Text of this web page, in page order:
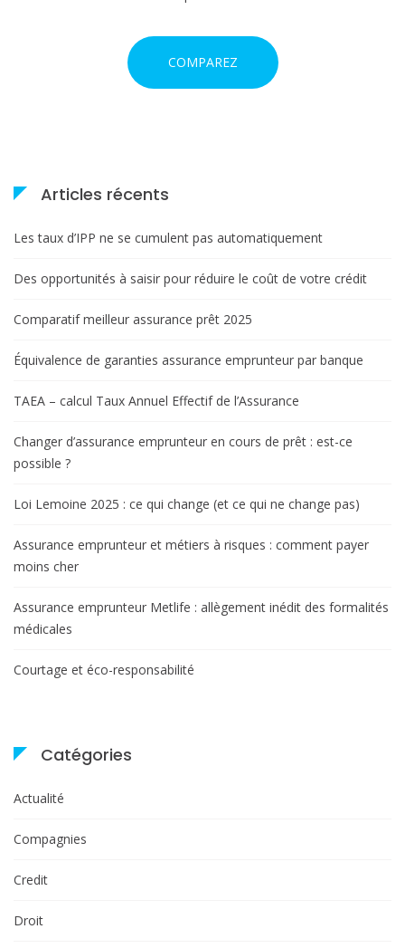
COMPAREZ
Articles récents
Les taux d’IPP ne se cumulent pas automatiquement
Des opportunités à saisir pour réduire le coût de votre crédit
Comparatif meilleur assurance prêt 2025
Équivalence de garanties assurance emprunteur par banque
TAEA – calcul Taux Annuel Effectif de l’Assurance
Changer d’assurance emprunteur en cours de prêt : est-ce
possible ?
Loi Lemoine 2025 : ce qui change (et ce qui ne change pas)
Assurance emprunteur et métiers à risques : comment payer
moins cher
Assurance emprunteur Metlife : allègement inédit des formalités
médicales
Courtage et éco-responsabilité
Catégories
Actualité
Compagnies
Credit
Droit